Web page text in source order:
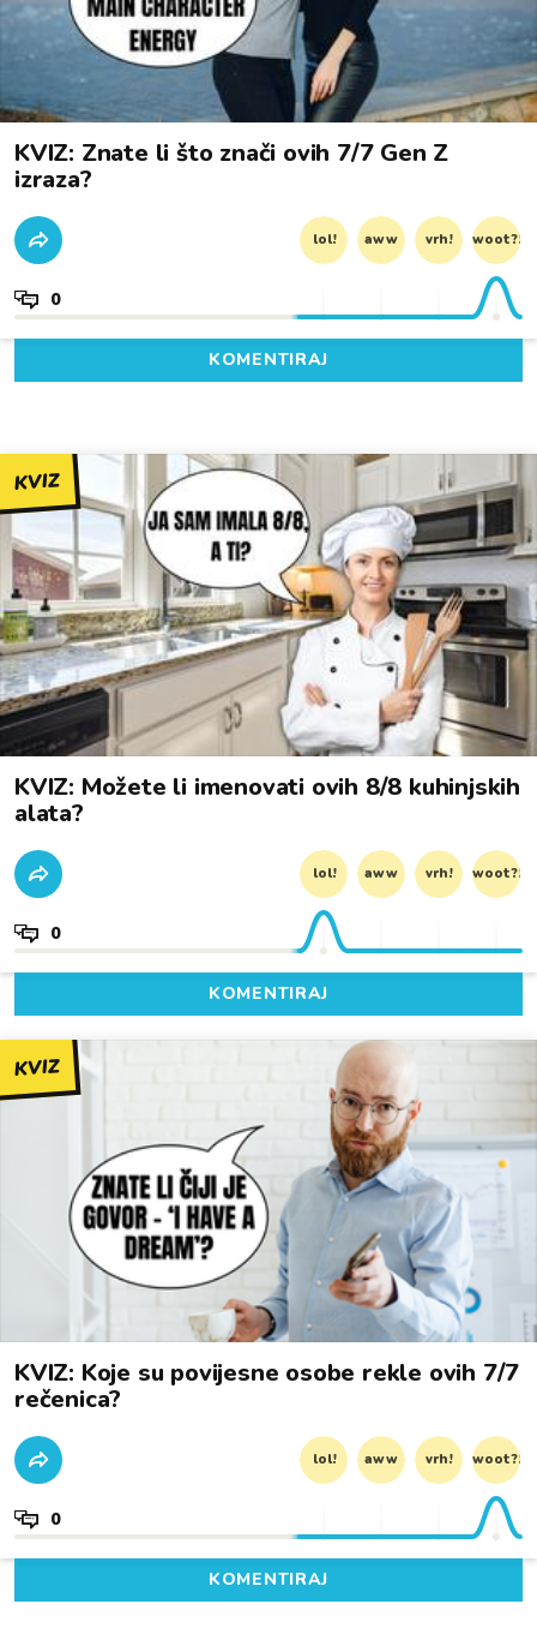
KVIZ: Znate li što znači ovih 7/7 Gen Z
izraza?
lol! aww vrh! woot?!
0
KOMENTIRAJ
KVIZ
KVIZ: Možete li imenovati ovih 8/8 kuhinjskih
alata?
lol! aww vrh! woot?!
0
KOMENTIRAJ
KVIZ
KVIZ: Koje su povijesne osobe rekle ovih 7/7
rečenica?
lol! aww vrh! woot?!
0
KOMENTIRAJ